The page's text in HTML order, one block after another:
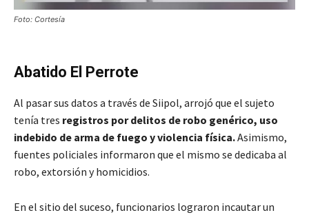
Foto: Cortesía
Abatido El Perrote
Al pasar sus datos a través de Siipol, arrojó que el sujeto
tenía tres registros por delitos de robo genérico, uso
indebido de arma de fuego y violencia física.Asimismo,
fuentes policiales informaron que el mismo se dedicaba al
robo, extorsión y homicidios.
En el sitio del suceso, funcionarios lograron incautar un